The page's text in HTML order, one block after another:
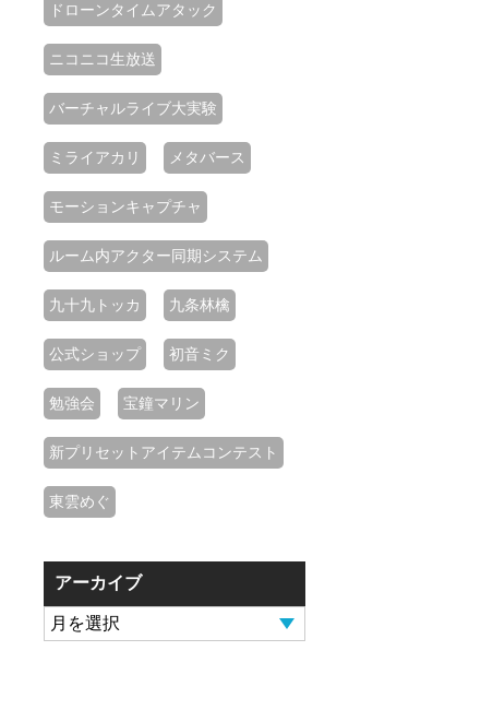
ドローンタイムアタック
ニコニコ生放送
バーチャルライブ大実験
ミライアカリ メタバース
モーションキャプチャ
ルーム内アクター同期システム
九十九トッカ 九条林檎
公式ショップ 初音ミク
勉強会 宝鐘マリン
新プリセットアイテムコンテスト
東雲めぐ
アーカイブ